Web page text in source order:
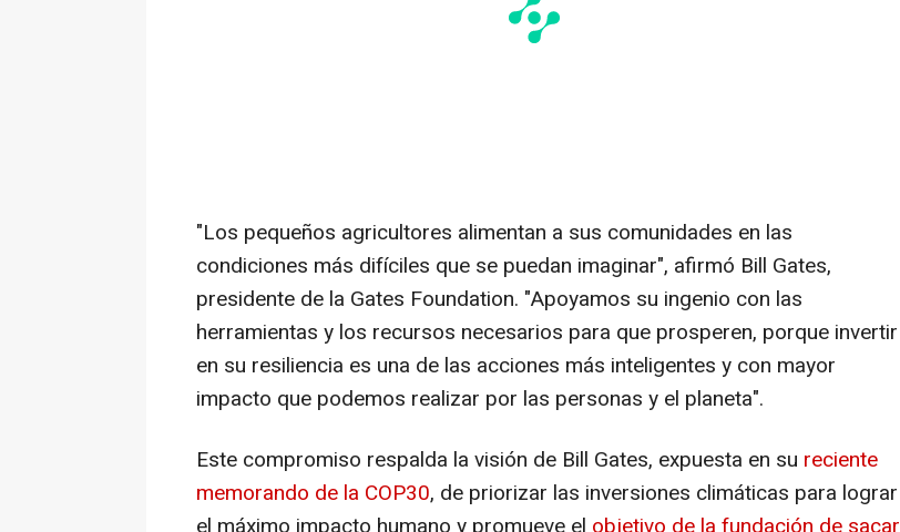
"Los pequeños agricultores alimentan a sus comunidades en las
condiciones más difíciles que se puedan imaginar", afirmó Bill Gates,
presidente de la Gates Foundation. "Apoyamos su ingenio con las
herramientas y los recursos necesarios para que prosperen, porque invertir
en su resiliencia es una de las acciones más inteligentes y con mayor
impacto que podemos realizar por las personas y el planeta".
Este compromiso respalda la visión de Bill Gates, expuesta en su reciente
memorando de la COP30, de priorizar las inversiones climáticas para lograr